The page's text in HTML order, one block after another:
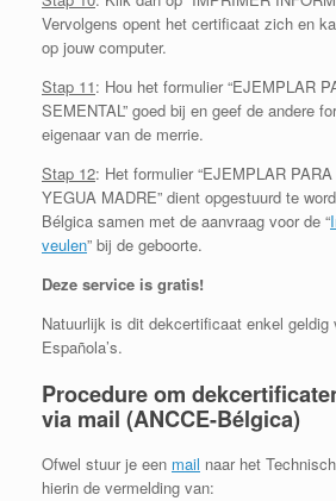
Vervolgens opent het certificaat zich en
op jouw computer.
Stap 11: Hou het formulier “EJEMPLAR
SEMENTAL” goed bij en geef de andere
eigenaar van de merrie.
Stap 12: Het formulier “EJEMPLAR
YEGUA MADRE” dient opgestuurd te
Bélgica samen met de aanvraag voor de “
veulen” bij de geboorte.
Deze service is gratis!
Natuurlijk is dit dekcertificaat enkel geldig
Española’s.
Procedure om
via mail (ANCCE-Bélgica)
Ofwel stuur je een mail naar het
hierin de vermelding van: